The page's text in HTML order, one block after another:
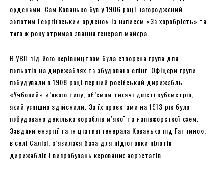
орденами. Сам Кованько був у 1906 році нагороджений
золотим Георгіївським орденом із написом «За хоробрість» та
того ж року отримав звання генерал-майора.
В УВП під його керівництвом була створена група для
польотів на дирижаблях та збудовано елінг. Офіцери групи
побудували в 1908 році перший російський дирижабль
«Учбовий» м’якого типу, об’ємом тисячі двісті кубометрів,
який успішно здійснили. За їх проєктами на 1913 рік було
побудовано декілька кораблів м’якої та напівжорсткої схем.
Завдяки енергії та ініціативі генерала Кованько під Гатчиною,
в селі Салізі, з’явилася база для підготовки пілотів
дирижаблів і випробувань керованих аеростатів.